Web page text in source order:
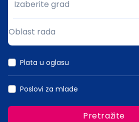
Grad
Izaberite grad
Oblast rada
Plata u oglasu
Poslovi za mlade
Pretražite